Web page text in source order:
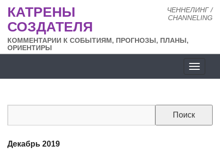
ЧЕННЕЛИНГ /
CHANNELING
КАТРЕНЫ
СОЗДАТЕЛЯ
КОММЕНТАРИИ К СОБЫТИЯМ, ПРОГНОЗЫ, ПЛАНЫ,
ОРИЕНТИРЫ
сайта
Декабрь 2019